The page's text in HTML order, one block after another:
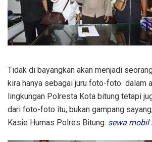
Tidak di bayangkan akan menjadi
kira hanya sebagai juru foto-foto dalam
lingkungan Polresta Kota bitung tetapi
dari foto-foto itu, bukan gampang
Kasie Humas Polres Bitung. sewa mobil